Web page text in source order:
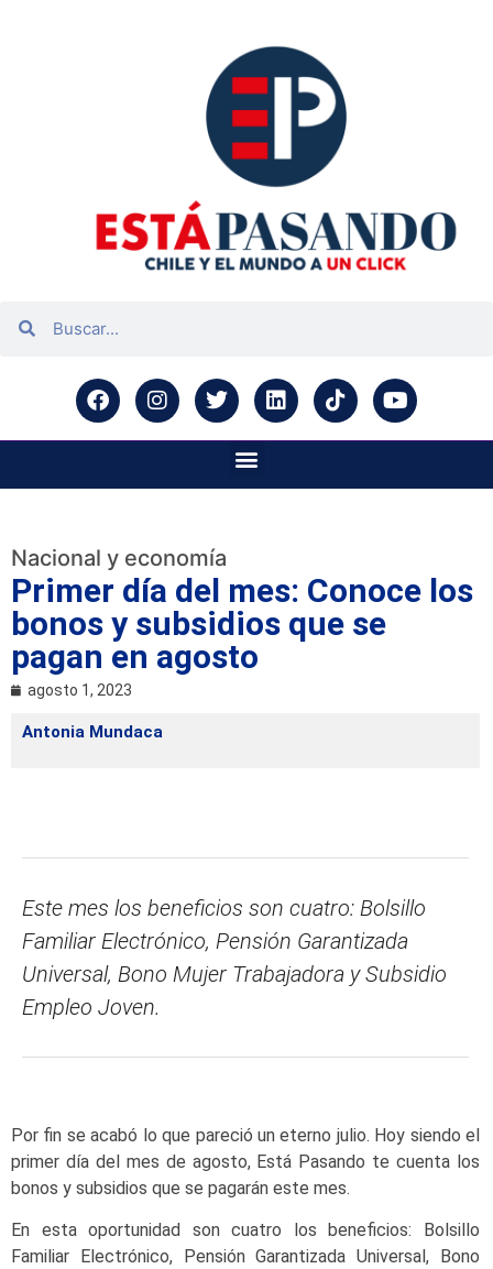
Nacional y economía
Primer día del mes: Conoce los
bonos y subsidios que se
pagan en agosto
agosto 1, 2023
Antonia Mundaca
Este mes los beneficios son cuatro: Bolsillo
Familiar Electrónico, Pensión Garantizada
Universal, Bono Mujer Trabajadora y Subsidio
Empleo Joven.
Por fin se acabó lo que pareció un eterno julio. Hoy siendo el
primer día del mes de agosto, Está Pasando te cuenta los
bonos y subsidios que se pagarán este mes.
En esta oportunidad son cuatro los beneficios: Bolsillo
Familiar Electrónico, Pensión Garantizada Universal, Bono